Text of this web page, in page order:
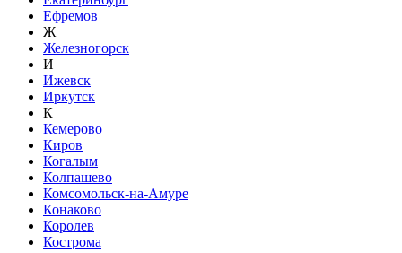
Ефремов
Ж
Железногорск
И
Ижевск
Иркутск
К
Кемерово
Киров
Когалым
Колпашево
Комсомольск-на-Амуре
Конаково
Королев
Кострома